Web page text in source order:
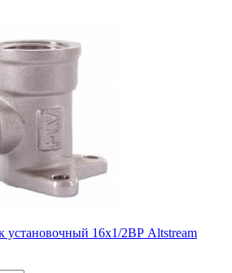
16х1/2ВР Altstream